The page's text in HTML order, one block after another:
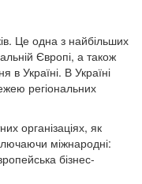
Це одна з найбільших
Європі, а також
в Україні. В Україні
регіональних
організаціях, як
міжнародні:
бізнес-